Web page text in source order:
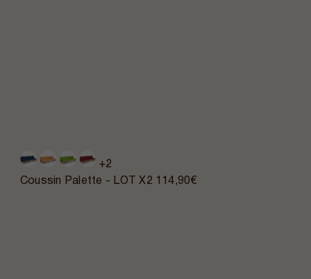
+2
Coussin Palette - LOT X2 114,90€